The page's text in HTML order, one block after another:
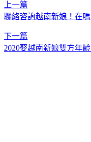
上一篇
聯絡咨詢越南新娘！在嗎
下一篇
2020娶越南新娘雙方年